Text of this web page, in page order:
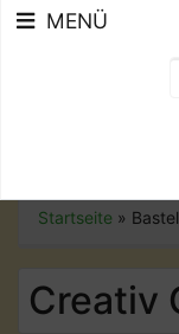
MENÜ
Startseite »
Creativ